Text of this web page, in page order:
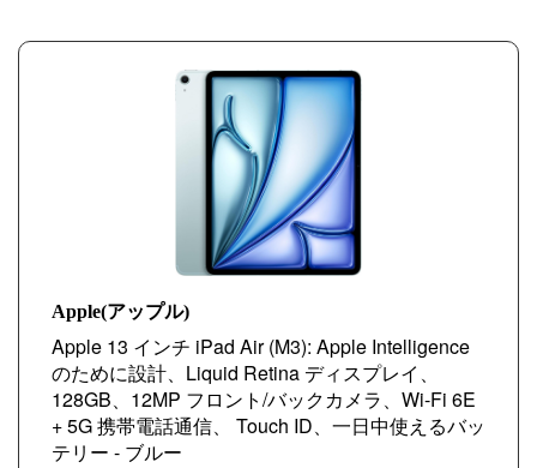
Apple(アップル)
Apple 13 インチ iPad Air (M3): Apple Intelligence
のために設計、Liquid Retina ディスプレイ、
128GB、12MP フロント/バックカメラ、Wi-Fi 6E
+ 5G 携帯電話通信、 Touch ID、一日中使えるバッ
テリー - ブルー